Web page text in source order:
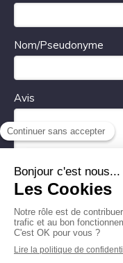
Nom/Pseudonyme
Avis